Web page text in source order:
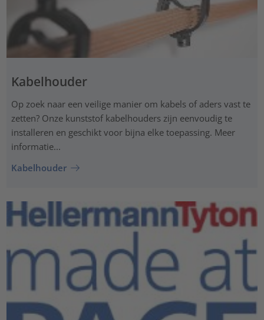
Kabelhouder
Op zoek naar een veilige manier om kabels of aders vast te
zetten? Onze kunststof kabelhouders zijn eenvoudig te
installeren en geschikt voor bijna elke toepassing. Meer
informatie...
Kabelhouder